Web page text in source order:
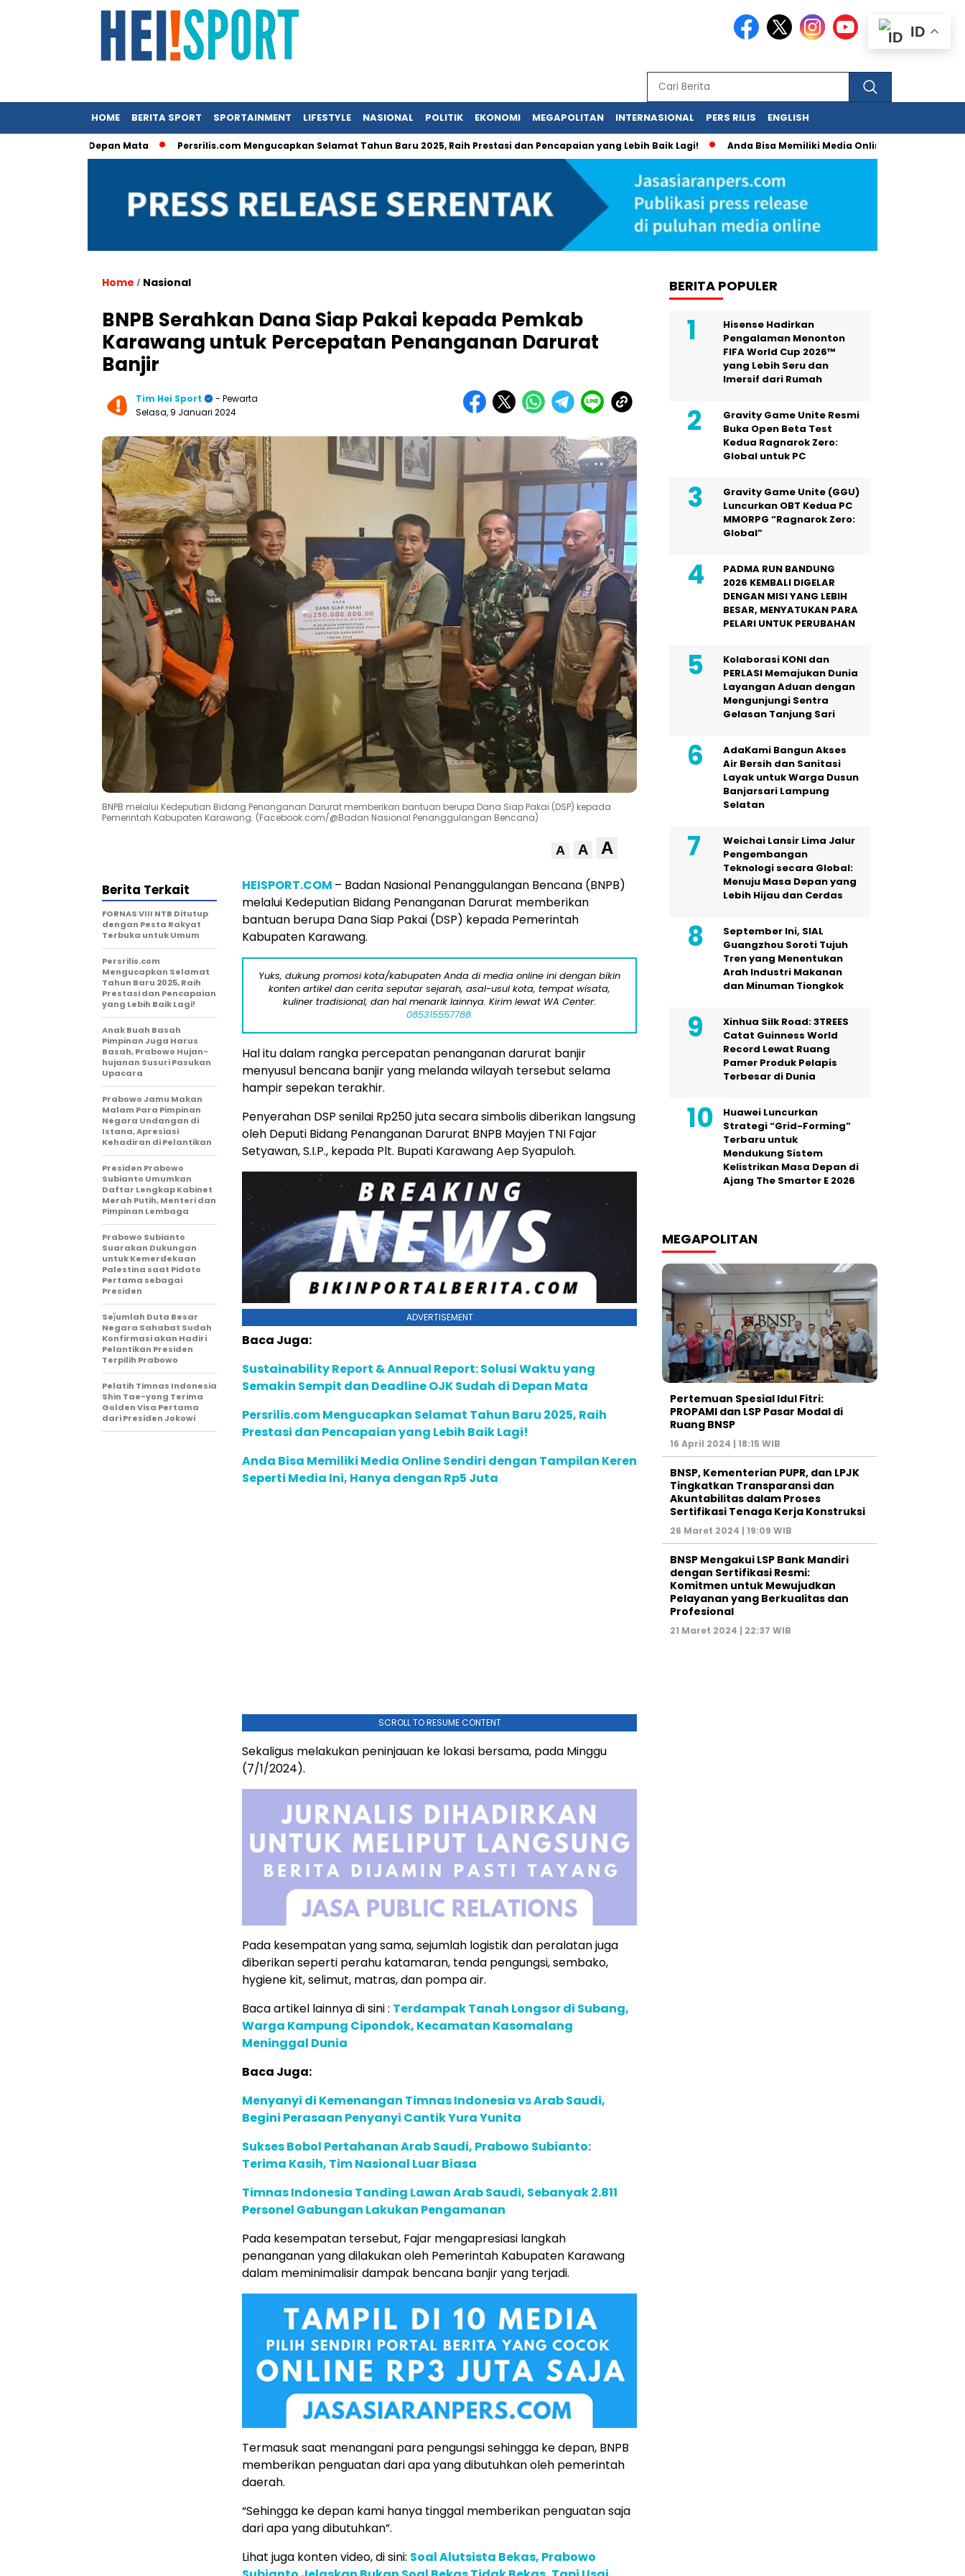
HOME BERITA SPORT SPORTAINMENT LIFESTYLE NASIONAL POLITIK EKONOMI MEGAPOLITAN INTERNASIONAL PERS RILIS ENGLISH
di Depan Mata Persrilis.com Mengucapkan Selamat Tahun Baru 2025, Raih Prestasi dan Pencapaian yang Lebih Baik Lagi! Anda Bisa Memiliki Media Online Sendiri dengan
Home / Nasional
BNPB Serahkan Dana Siap Pakai kepada Pemkab
Karawang untuk Percepatan Penanganan Darurat
Banjir
Tim Hei Sport
- Pewarta
Selasa, 9 Januari 2024
BNPB melalui Kedeputian Bidang Penanganan Darurat memberikan bantuan berupa Dana Siap Pakai (DSP) kepada
Pemerintah Kabupaten Karawang. (Facebook.com/@Badan Nasional Penanggulangan Bencana)
A A A
HEISPORT.COM – Badan Nasional Penanggulangan Bencana (BNPB)
melalui Kedeputian Bidang Penanganan Darurat memberikan
bantuan berupa Dana Siap Pakai (DSP) kepada Pemerintah
Kabupaten Karawang.
Yuks, dukung promosi kota/kabupaten Anda di media online ini dengan bikin
konten artikel dan cerita seputar sejarah, asal-usul kota, tempat wisata,
kuliner tradisional, dan hal menarik lainnya. Kirim lewat WA Center:
085315557788.
Hal itu dalam rangka percepatan penanganan darurat banjir
menyusul bencana banjir yang melanda wilayah tersebut selama
hampir sepekan terakhir.
Penyerahan DSP senilai Rp250 juta secara simbolis diberikan langsung
oleh Deputi Bidang Penanganan Darurat BNPB Mayjen TNI Fajar
Setyawan, S.I.P., kepada Plt. Bupati Karawang Aep Syapuloh.
ADVERTISEMENT
Baca Juga:
Sustainability Report & Annual Report: Solusi Waktu yang
Semakin Sempit dan Deadline OJK Sudah di Depan Mata
Persrilis.com Mengucapkan Selamat Tahun Baru 2025, Raih
Prestasi dan Pencapaian yang Lebih Baik Lagi!
Anda Bisa Memiliki Media Online Sendiri dengan Tampilan Keren
Seperti Media Ini, Hanya dengan Rp5 Juta
SCROLL TO RESUME CONTENT
Sekaligus melakukan peninjauan ke lokasi bersama, pada Minggu
(7/1/2024).
Pada kesempatan yang sama, sejumlah logistik dan peralatan juga
diberikan seperti perahu katamaran, tenda pengungsi, sembako,
hygiene kit, selimut, matras, dan pompa air.
Baca artikel lainnya di sini : Terdampak Tanah Longsor di Subang,
Warga Kampung Cipondok, Kecamatan Kasomalang
Meninggal Dunia
Baca Juga:
Menyanyi di Kemenangan Timnas Indonesia vs Arab Saudi,
Begini Perasaan Penyanyi Cantik Yura Yunita
Sukses Bobol Pertahanan Arab Saudi, Prabowo Subianto:
Terima Kasih, Tim Nasional Luar Biasa
Timnas Indonesia Tanding Lawan Arab Saudi, Sebanyak 2.811
Personel Gabungan Lakukan Pengamanan
Pada kesempatan tersebut, Fajar mengapresiasi langkah
penanganan yang dilakukan oleh Pemerintah Kabupaten Karawang
dalam meminimalisir dampak bencana banjir yang terjadi.
Termasuk saat menangani para pengungsi sehingga ke depan, BNPB
memberikan penguatan dari apa yang dibutuhkan oleh pemerintah
daerah.
“Sehingga ke depan kami hanya tinggal memberikan penguatan saja
dari apa yang dibutuhkan”.
Lihat juga konten video, di sini: Soal Alutsista Bekas, Prabowo
Berita Terkait
FORNAS VIII NTB Ditutup
dengan Pesta Rakyat
Terbuka untuk Umum
Persrilis.com
Mengucapkan Selamat
Tahun Baru 2025, Raih
Prestasi dan Pencapaian
yang Lebih Baik Lagi!
Anak Buah Basah
Pimpinan Juga Harus
Basah, Prabowo Hujan-
hujanan Susuri Pasukan
Upacara
Prabowo Jamu Makan
Malam Para Pimpinan
Negara Undangan di
Istana, Apresiasi
Kehadiran di Pelantikan
Presiden Prabowo
Subianto Umumkan
Daftar Lengkap Kabinet
Merah Putih, Menteri dan
Pimpinan Lembaga
Prabowo Subianto
Suarakan Dukungan
untuk Kemerdekaan
Palestina saat Pidato
Pertama sebagai
Presiden
Seǰumlah Duta Besar
Negara Sahabat Sudah
Konfirmasi akan Hadiri
Pelantikan Presiden
Terpilih Prabowo
Pelatih Timnas Indonesia
Shin Tae-yong Terima
Golden Visa Pertama
dari Presiden Jokowi
BERITA POPULER
Hisense Hadirkan
Pengalaman Menonton
FIFA World Cup 2026™
yang Lebih Seru dan
Imersif dari Rumah
Gravity Game Unite Resmi
Buka Open Beta Test
Kedua Ragnarok Zero:
Global untuk PC
Gravity Game Unite (GGU)
Luncurkan OBT Kedua PC
MMORPG “Ragnarok Zero:
Global”
PADMA RUN BANDUNG
2026 KEMBALI DIGELAR
DENGAN MISI YANG LEBIH
BESAR, MENYATUKAN PARA
PELARI UNTUK PERUBAHAN
Kolaborasi KONI dan
PERLASI Memajukan Dunia
Layangan Aduan dengan
Mengunjungi Sentra
Gelasan Tanjung Sari
AdaKami Bangun Akses
Air Bersih dan Sanitasi
Layak untuk Warga Dusun
Banjarsari Lampung
Selatan
Weichai Lansir Lima Jalur
Pengembangan
Teknologi secara Global:
Menuju Masa Depan yang
Lebih Hijau dan Cerdas
September Ini, SIAL
Guangzhou Soroti Tujuh
Tren yang Menentukan
Arah Industri Makanan
dan Minuman Tiongkok
Xinhua Silk Road: 3TREES
Catat Guinness World
Record Lewat Ruang
Pamer Produk Pelapis
Terbesar di Dunia
Huawei Luncurkan
Strategi “Grid-Forming”
Terbaru untuk
Mendukung Sistem
Kelistrikan Masa Depan di
Ajang The Smarter E 2026
MEGAPOLITAN
Pertemuan Spesial Idul Fitri:
PROPAMI dan LSP Pasar Modal di
Ruang BNSP
16 April 2024 | 18:15 WIB
BNSP, Kementerian PUPR, dan LPJK
Tingkatkan Transparansi dan
Akuntabilitas dalam Proses
Sertifikasi Tenaga Kerja Konstruksi
26 Maret 2024 | 19:09 WIB
BNSP Mengakui LSP Bank Mandiri
dengan Sertifikasi Resmi:
Komitmen untuk Mewujudkan
Pelayanan yang Berkualitas dan
Profesional
21 Maret 2024 | 22:37 WIB
ID